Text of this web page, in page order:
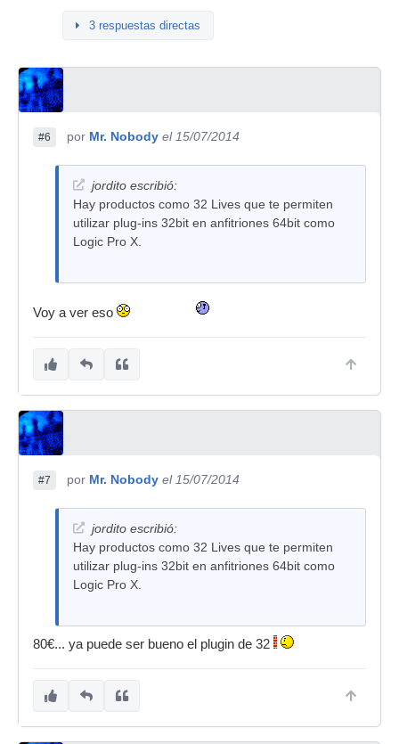
3 respuestas directas
#6 por Mr. Nobody el 15/07/2014
jordito escribió:
Hay productos como 32 Lives que te permiten
utilizar plug-ins 32bit en anfitriones 64bit como
Logic Pro X.
Voy a ver eso
#7 por Mr. Nobody el 15/07/2014
jordito escribió:
Hay productos como 32 Lives que te permiten
utilizar plug-ins 32bit en anfitriones 64bit como
Logic Pro X.
80€... ya puede ser bueno el plugin de 32